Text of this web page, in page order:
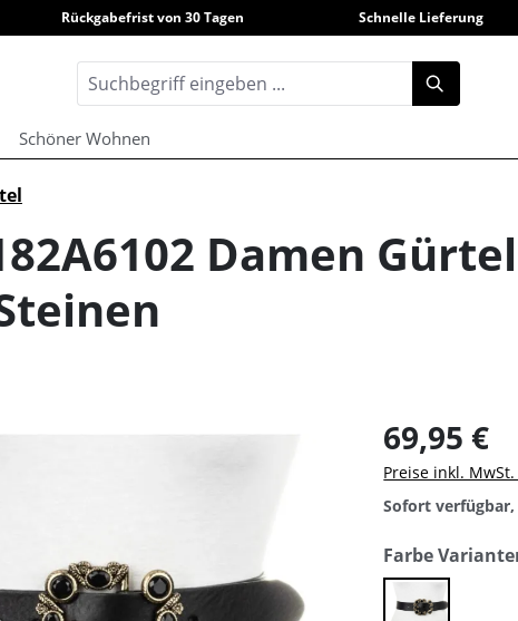
Rückgabefrist von 30 Tagen Schnelle Lieferung
Schöner Wohnen
Damen Gürtel
69,95 €
Preise inkl.
Sofort
Farbe